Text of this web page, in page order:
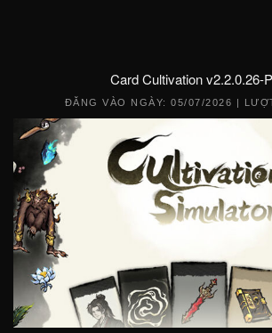
Card Cultivation v2.2.0.26-
ĐĂNG VÀO NGÀY:05/07/2026 |